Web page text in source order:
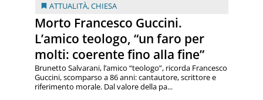
ATTUALITÀ,CHIESA
Morto Francesco Guccini.
L’amico teologo, “un faro per
molti: coerente fino alla fine”
Brunetto Salvarani, l’amico “teologo”, ricorda Francesco
Guccini, scomparso a 86 anni: cantautore, scrittore e
riferimento morale. Dal valore della pa...